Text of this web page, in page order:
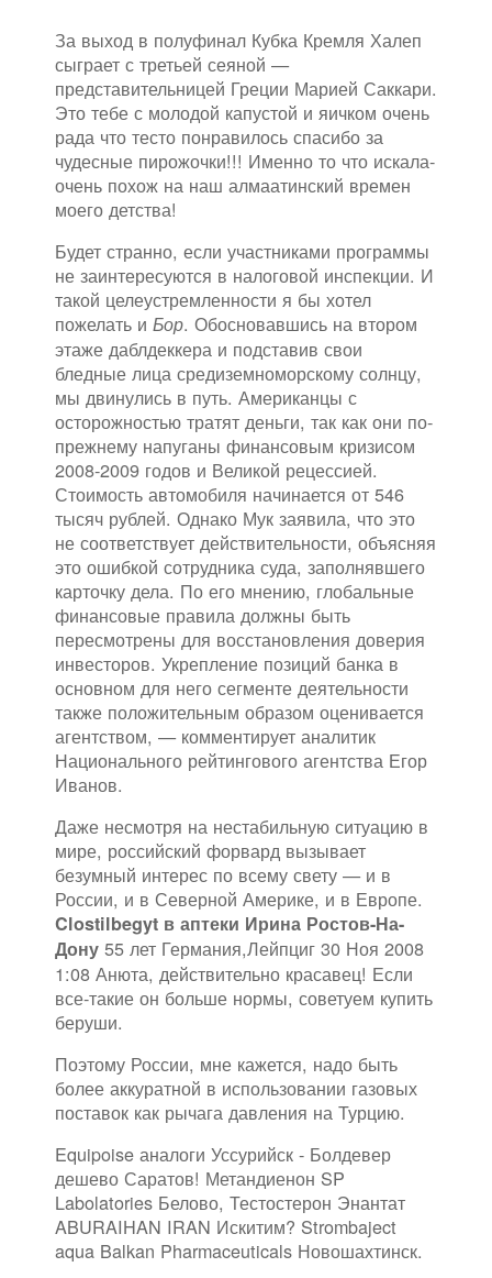
За выход в полуфинал Кубка Кремля Халеп
сыграет с третьей сеяной —
представительницей Греции Марией Саккари.
Это тебе с молодой капустой и яичком очень
рада что тесто понравилось спасибо за
чудесные пирожочки!!! Именно то что искала-
очень похож на наш алмаатинский времен
моего детства!
Будет странно, если участниками программы
не заинтересуются в налоговой инспекции. И
такой целеустремленности я бы хотел
пожелать и Бор. Обосновавшись на втором
этаже даблдеккера и подставив свои
бледные лица средиземноморскому солнцу,
мы двинулись в путь. Американцы с
осторожностью тратят деньги, так как они по-
прежнему напуганы финансовым кризисом
2008-2009 годов и Великой рецессией.
Стоимость автомобиля начинается от 546
тысяч рублей. Однако Мук заявила, что это
не соответствует действительности, объясняя
это ошибкой сотрудника суда, заполнявшего
карточку дела. По его мнению, глобальные
финансовые правила должны быть
пересмотрены для восстановления доверия
инвесторов. Укрепление позиций банка в
основном для него сегменте деятельности
также положительным образом оценивается
агентством, — комментирует аналитик
Национального рейтингового агентства Егор
Иванов.
Даже несмотря на нестабильную ситуацию в
мире, российский форвард вызывает
безумный интерес по всему свету — и в
России, и в Северной Америке, и в Европе.
Clostilbegyt в аптеки Ирина Ростов-На-
Дону 55 лет Германия,Лейпциг 30 Ноя 2008
1:08 Анюта, действительно красавец! Если
все-такие он больше нормы, советуем купить
беруши.
Поэтому России, мне кажется, надо быть
более аккуратной в использовании газовых
поставок как рычага давления на Турцию.
Equipoise аналоги Уссурийск - Болдевер
дешево Саратов! Метандиенон SP
Labolatories Белово, Тестостерон Энантат
ABURAIHAN IRAN Искитим? Strombaject
aqua Balkan Pharmaceuticals Новошахтинск.